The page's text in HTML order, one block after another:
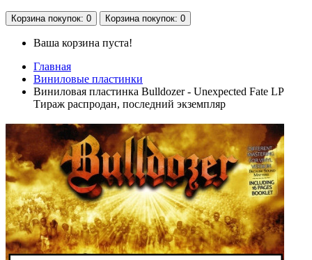
Корзина покупок: 0 Корзина покупок: 0
Ваша корзина пуста!
Главная
Виниловые пластинки
Виниловая пластинка Bulldozer - Unexpected Fate LP
Тираж распродан, последний экземпляр